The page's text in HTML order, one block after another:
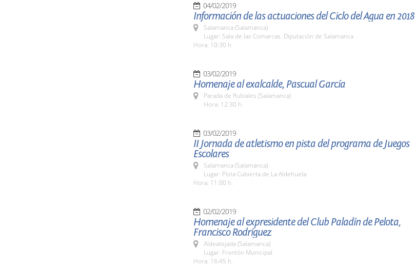
04/02/2019
Información de las actuaciones del Ciclo del Agua en 2018
Salamanca (Salamanca)
Lugar: Sala de las Comarcas. Diputación de Salamanca
Hora: 10:30 h.
03/02/2019
Homenaje al exalcalde, Pascual García
Parada de Rubiales (Salamanca)
Hora: 12:30 h.
03/02/2019
II Jornada de atletismo en pista del programa de Juegos
Escolares
Salamanca (Salamanca)
Lugar: Pista Cubierta de La Aldehuela
Hora: 11:00 h.
02/02/2019
Homenaje al expresidente del Club Paladín de Pelota,
Francisco Rodríguez
Aldeatejada (Salamanca)
Lugar: Frontón Municipal
Hora: 16:45 h.